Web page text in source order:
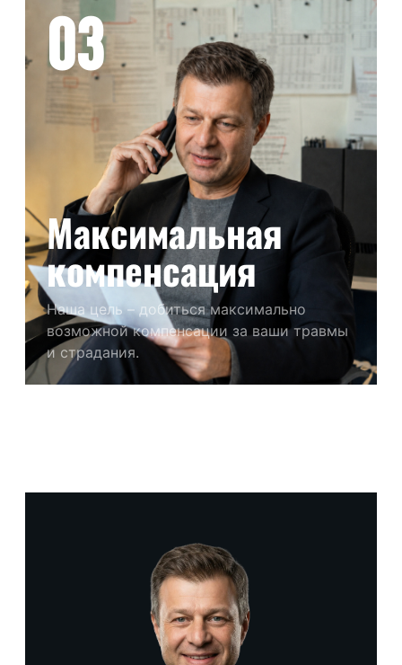
03
Максимальная
компенсация
Наша цель – добиться максимально
возможной компенсации за ваши травмы
и страдания.